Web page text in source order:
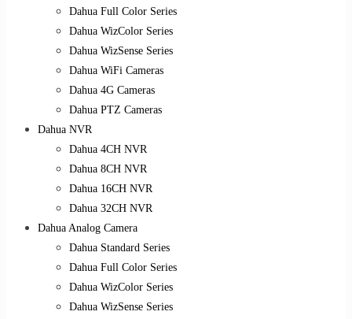
Dahua Full Color Series
Dahua WizColor Series
Dahua WizSense Series
Dahua WiFi Cameras
Dahua 4G Cameras
Dahua PTZ Cameras
Dahua NVR
Dahua 4CH NVR
Dahua 8CH NVR
Dahua 16CH NVR
Dahua 32CH NVR
Dahua Analog Camera
Dahua Standard Series
Dahua Full Color Series
Dahua WizColor Series
Dahua WizSense Series